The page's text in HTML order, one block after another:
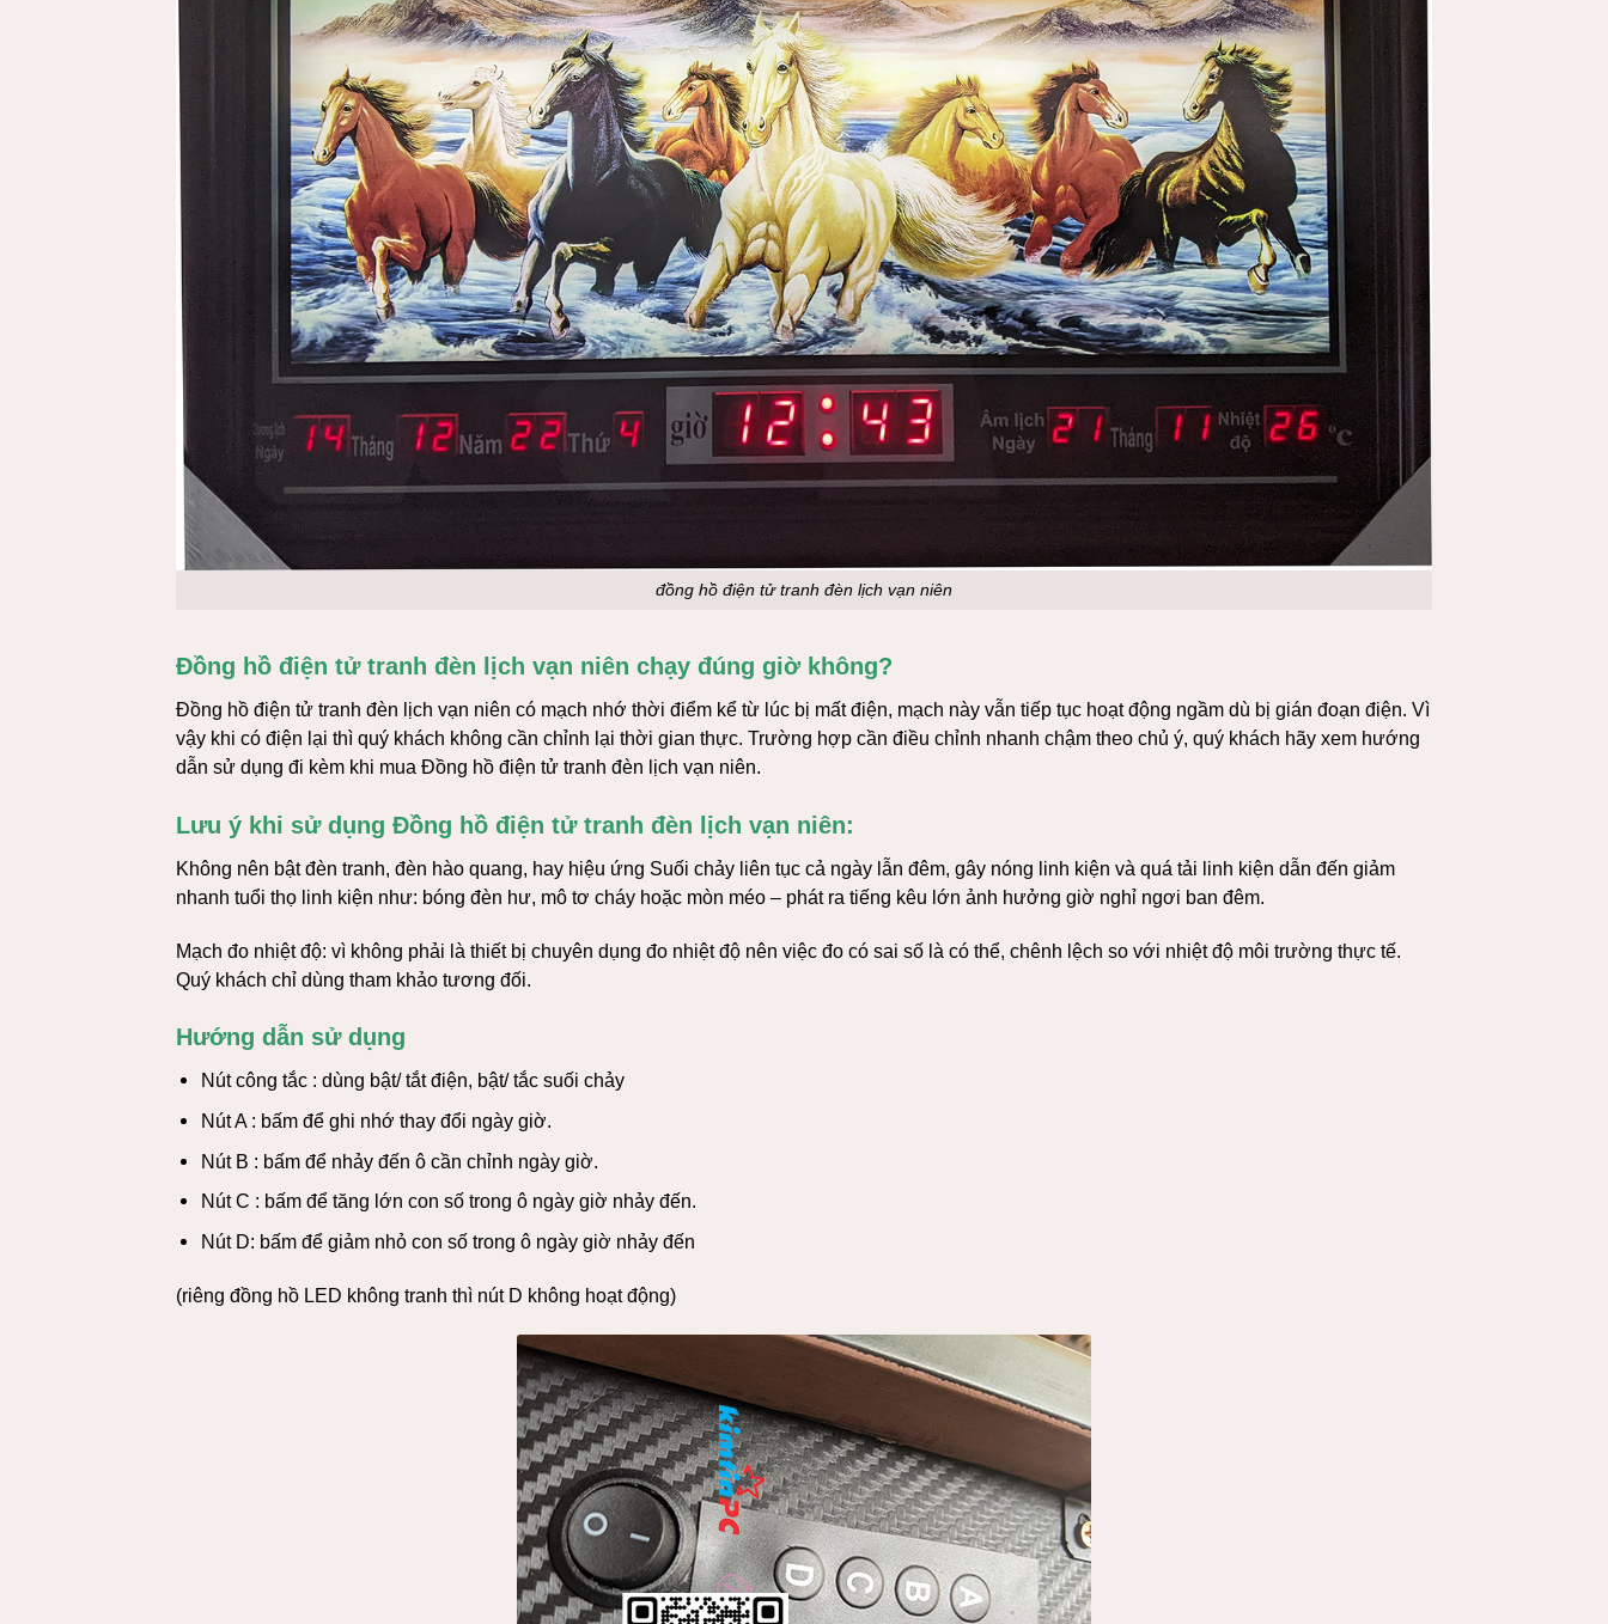
đồng hồ điện tử tranh đèn lịch vạn niên
Đồng hồ điện tử tranh đèn lịch vạn niên chạy đúng giờ không?
Đồng hồ điện tử tranh đèn lịch vạn niên có mạch nhớ thời điểm kể từ lúc bị mất điện, mạch này vẫn tiếp tục hoạt động ngầm dù bị gián đoạn điện. Vì
vậy khi có điện lại thì quý khách không cần chỉnh lại thời gian thực. Trường hợp cần điều chỉnh nhanh chậm theo chủ ý, quý khách hãy xem hướng
dẫn sử dụng đi kèm khi mua Đồng hồ điện tử tranh đèn lịch vạn niên.
Lưu ý khi sử dụng Đồng hồ điện tử tranh đèn lịch vạn niên:
Không nên bật đèn tranh, đèn hào quang, hay hiệu ứng Suối chảy liên tục cả ngày lẫn đêm, gây nóng linh kiện và quá tải linh kiện dẫn đến giảm
nhanh tuổi thọ linh kiện như: bóng đèn hư, mô tơ cháy hoặc mòn méo – phát ra tiếng kêu lớn ảnh hưởng giờ nghỉ ngơi ban đêm.
Mạch đo nhiệt độ: vì không phải là thiết bị chuyên dụng đo nhiệt độ nên việc đo có sai số là có thể, chênh lệch so với nhiệt độ môi trường thực tế.
Quý khách chỉ dùng tham khảo tương đối.
Hướng dẫn sử dụng
Nút công tắc : dùng bật/ tắt điện, bật/ tắc suối chảy
Nút A : bấm để ghi nhớ thay đổi ngày giờ.
Nút B : bấm để nhảy đến ô cần chỉnh ngày giờ.
Nút C : bấm để tăng lớn con số trong ô ngày giờ nhảy đến.
Nút D: bấm để giảm nhỏ con số trong ô ngày giờ nhảy đến
(riêng đồng hồ LED không tranh thì nút D không hoạt động)